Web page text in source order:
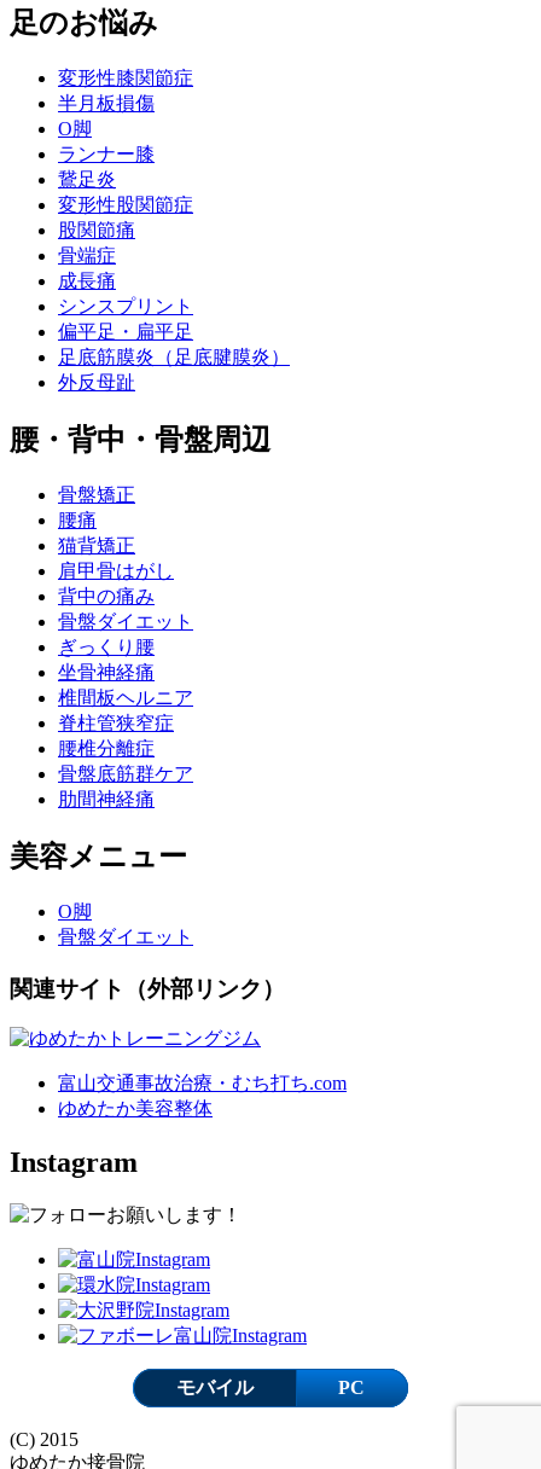
足のお悩み
変形性膝関節症
半月板損傷
O脚
ランナー膝
鵞足炎
変形性股関節症
股関節痛
骨端症
成長痛
シンスプリント
偏平足・扁平足
足底筋膜炎（足底腱膜炎）
外反母趾
腰・背中・骨盤周辺
骨盤矯正
腰痛
猫背矯正
肩甲骨はがし
背中の痛み
骨盤ダイエット
ぎっくり腰
坐骨神経痛
椎間板ヘルニア
脊柱管狭窄症
腰椎分離症
骨盤底筋群ケア
肋間神経痛
美容メニュー
O脚
骨盤ダイエット
関連サイト（外部リンク）
富山交通事故治療・むち打ち.com
ゆめたか美容整体
Instagram
モバイル PC
(C) 2015
ゆめたか接骨院